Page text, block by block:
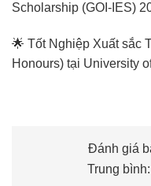
Scholarship (GOI-IES)
🌟 Tốt Nghiệp Xuất sắc
Honours) tại University
Đánh giá
Trung bình: